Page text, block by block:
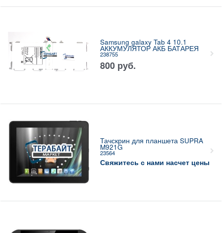
Samsung galaxy Tab 4 10.1
АККУМУЛЯТОР АКБ БАТАРЕЯ
238755
800 руб.
Тачскрин для планшета SUPRA
M921G
23564
Свяжитесь с нами насчет цены